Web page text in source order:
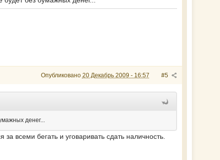
#5
Опубликовано 20 Декабрь 2009 - 16:57
денег...
всеми бегать и уговаривать сдать наличность.